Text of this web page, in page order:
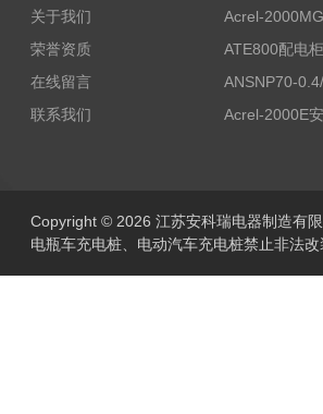
关于我们
荣誉资质
在线留言
联系我们
Copyright © 2026 江苏安科瑞电器制造有
电瓶车充电桩、电动汽车充电桩禁止非法改